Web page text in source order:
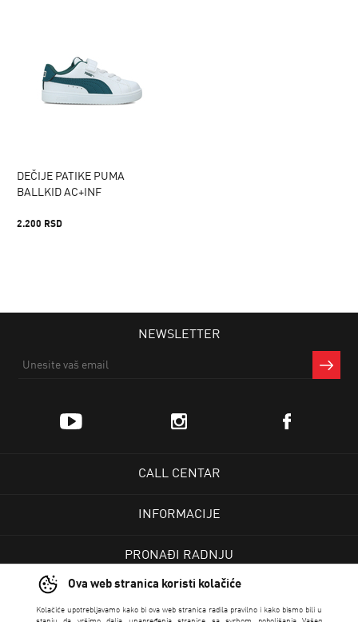
Ova web stranica koristi kolačiće
Kolačiće upotrebljavamo kako bi ova web stranica radila pravilno i kako bismo bili u
DEČIJE PATIKE PUMA
BALLKID AC+INF
2.200 RSD
NEWSLETTER
CALL CENTAR
INFORMACIJE
PRONAĐI RADNJU